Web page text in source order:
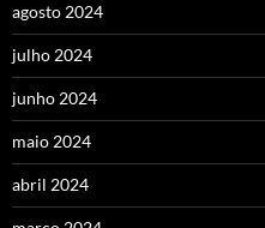
agosto 2024
julho 2024
junho 2024
maio 2024
abril 2024